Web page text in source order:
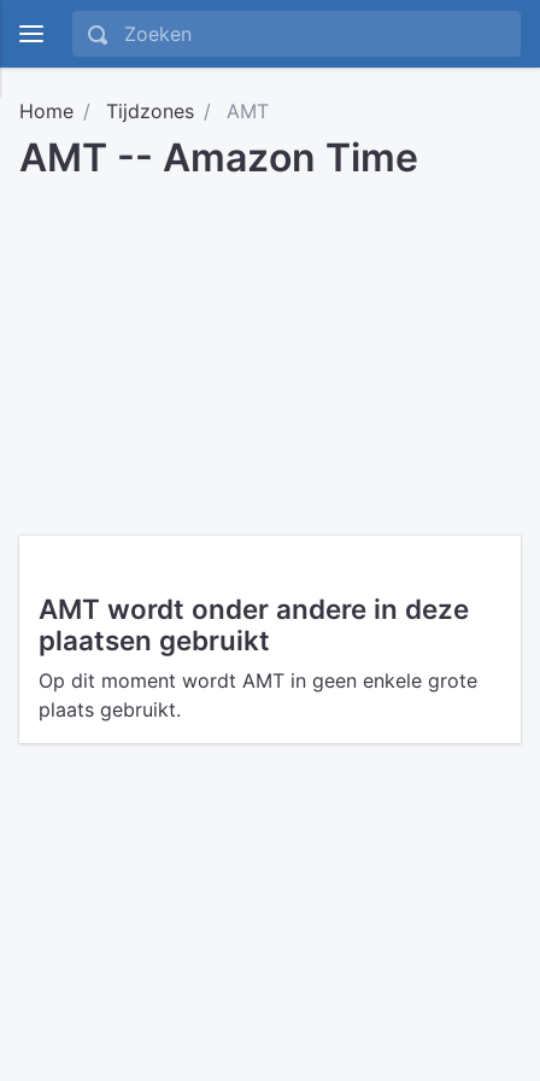
Home Tijdzones AMT
AMT -- Amazon Time
AMT wordt onder andere in deze
plaatsen gebruikt
Op dit moment wordt AMT in geen enkele grote
plaats gebruikt.